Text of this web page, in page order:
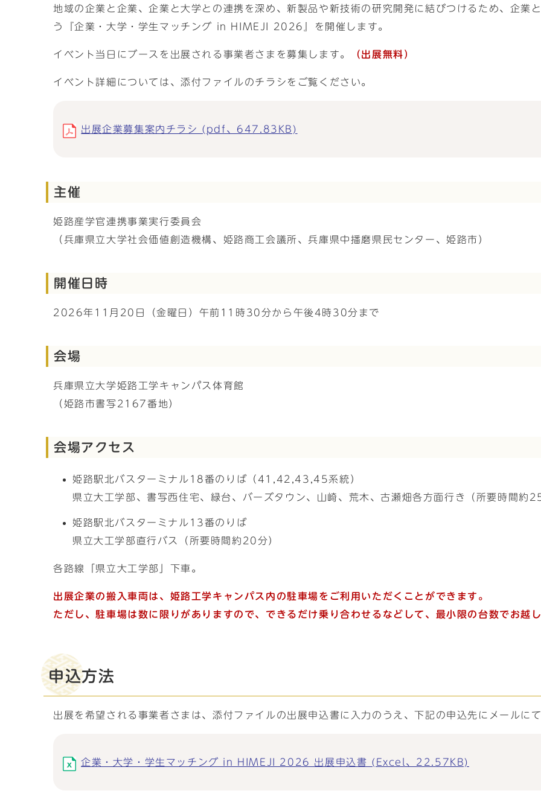
地域の企業と企業、企業と大学との連携を深め、新製品や新技術の研究開発に結びつけるため、企業
う『企業・大学・学生マッチング in HIMEJI 2026』を開催します。
イベント当日にブースを出展される事業者さまを募集します。 （出展無料）
イベント詳細については、添付ファイルのチラシをご覧ください。
出展企業募集案内チラシ (pdf、647.83KB)
主催
姫路産学官連携事業実行委員会
（兵庫県立大学社会価値創造機構、姫路商工会議所、兵庫県中播磨県民センター、姫路市）
開催日時
2026年11月20日（金曜日）午前11時30分から午後4時30分まで
会場
兵庫県立大学姫路工学キャンパス体育館
（姫路市書写2167番地）
会場アクセス
姫路駅北バスターミナル18番のりば（41,42,43,45系統）
県立大工学部、書写西住宅、緑台、バーズタウン、山崎、荒木、古瀬畑各方面行き（所要時間約
姫路駅北バスターミナル13番のりば
県立大工学部直行バス（所要時間約20分）
各路線「県立大工学部」下車。
出展企業の搬入車両は、姫路工学キャンパス内の駐車場をご利用いただくことができます。
ただし、駐車場は数に限りがありますので、できるだけ乗り合わせるなどして、最小限の台数でお越
申込方法
出展を希望される事業者さまは、添付ファイルの出展申込書に入力のうえ、下記の申込先にメールに
企業・大学・学生マッチング in HIMEJI 2026 出展申込書 (Excel、22.57KB)